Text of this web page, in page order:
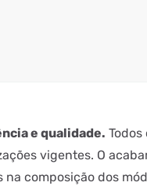
e qualidade. Todos
vigentes. O
composição dos